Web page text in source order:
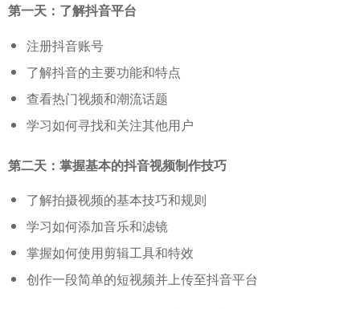
第一天：了解抖音平台
注册抖音账号
了解抖音的主要功能和特点
查看热门视频和潮流话题
学习如何寻找和关注其他用户
第二天：掌握基本的抖音视频制作技巧
了解拍摄视频的基本技巧和规则
学习如何添加音乐和滤镜
掌握如何使用剪辑工具和特效
创作一段简单的短视频并上传至抖音平台